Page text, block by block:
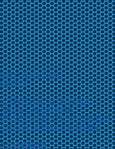
y Lady Funk
Sonorización de Directo
– Nivel Medio
presencial en Zaragoza
Electrónica con Ableton
y Mastering